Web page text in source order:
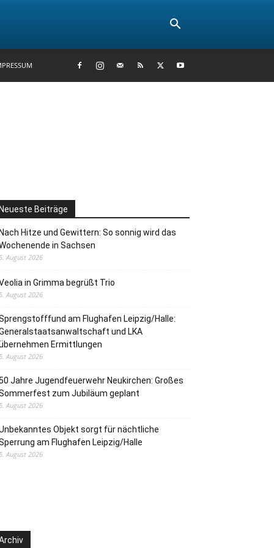
Beiträge
Hitze und Gewittern: So sonnig wird das
in Sachsen
August 2026
in Grimma begrüßt Trio
August 2026
am Flughafen Leipzig/Halle:
und LKA
Ermittlungen
August 2026
Jahre Jugendfeuerwehr Neukirchen: Großes
zum Jubiläum geplant
August 2026
Objekt sorgt für nächtliche
am Flughafen Leipzig/Halle
August 2026